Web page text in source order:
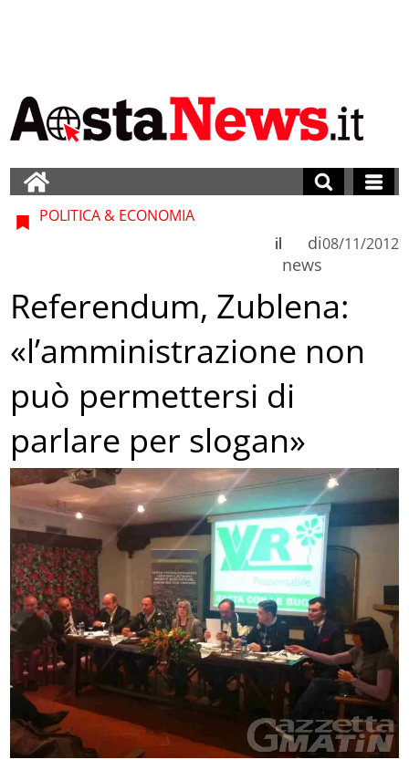
POLITICA & ECONOMIA
di
news
il 08/11/2012
Referendum, Zublena:
«l’amministrazione non
può permettersi di
parlare per slogan»